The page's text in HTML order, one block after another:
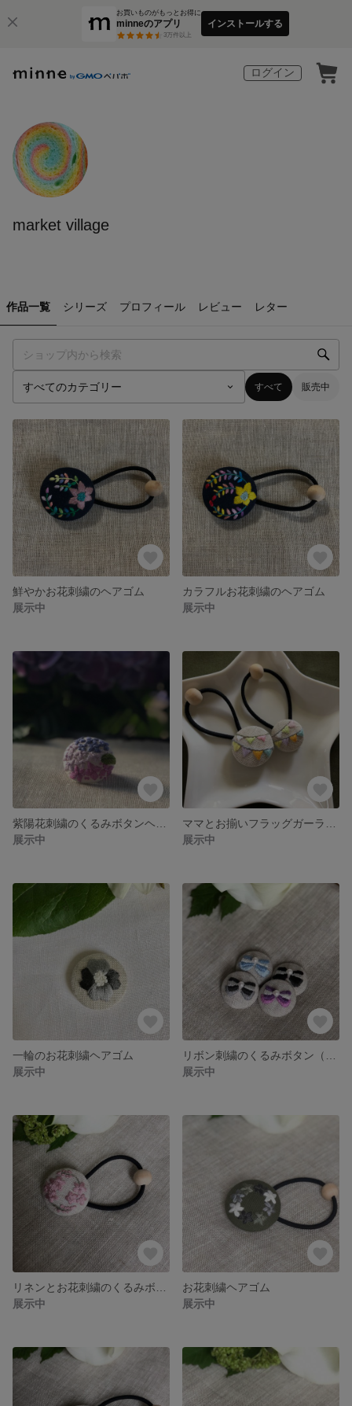
お買いものがもっとお得に
minneのアプリ
3万件以上
インストールする
ログイン
market village
作品一覧 シリーズ プロフィール レビュー レター
すべて 販売中
鮮やかお花刺繍のヘアゴム
展示中
カラフルお花刺繍のヘアゴム
展示中
展示中
展示中
一輪のお花刺繍ヘアゴム
展示中
展示中
展示中
お花刺繍ヘアゴム
展示中